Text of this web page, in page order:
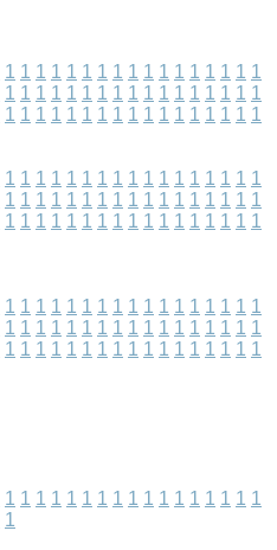
1 1 1 1 1 1 1 1 1 1 1 1 1 1 1 1 1
1 1 1 1 1 1 1 1 1 1 1 1 1 1 1 1 1
1 1 1 1 1 1 1 1 1 1 1 1 1 1 1 1 1
1 1 1 1 1 1 1 1 1 1 1 1 1 1 1 1 1
1 1 1 1 1 1 1 1 1 1 1 1 1 1 1 1 1
1 1 1 1 1 1 1 1 1 1 1 1 1 1 1 1 1
1 1 1 1 1 1 1 1 1 1 1 1 1 1 1 1 1
1 1 1 1 1 1 1 1 1 1 1 1 1 1 1 1 1
1 1 1 1 1 1 1 1 1 1 1 1 1 1 1 1 1
1 1 1 1 1 1 1 1 1 1 1 1 1 1 1 1 1
1